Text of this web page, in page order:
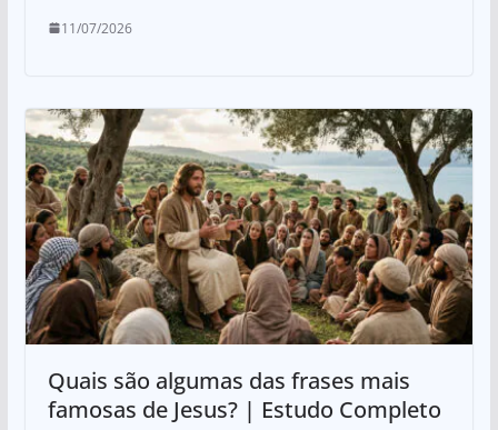
11/07/2026
Quais são algumas das frases mais
famosas de Jesus? | Estudo Completo